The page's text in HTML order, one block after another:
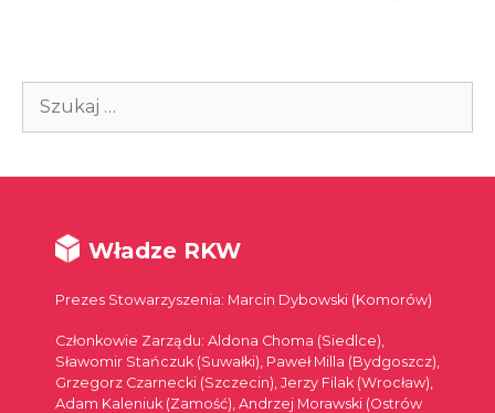
Szukaj:
Władze RKW
Prezes Stowarzyszenia: Marcin Dybowski (Komorów)
Członkowie Zarządu: Aldona Choma (Siedlce),
Sławomir Stańczuk (Suwałki), Paweł Milla (Bydgoszcz),
Grzegorz Czarnecki (Szczecin), Jerzy Filak (Wrocław),
Adam Kaleniuk (Zamość), Andrzej Morawski (Ostrów